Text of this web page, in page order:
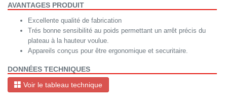
AVANTAGES PRODUIT
Excellente qualité de fabrication
Trés bonne sensibilité au poids permettant un arrêt précis du
plateau à la hauteur voulue.
Appareils conçus pour être ergonomique et securitaire.
DONNÉES TECHNIQUES
Voir le tableau technique